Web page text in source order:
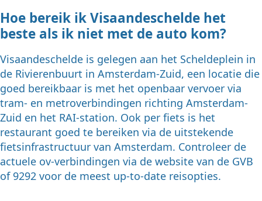
Hoe bereik ik Visaandeschelde het
beste als ik niet met de auto kom?
Visaandeschelde is gelegen aan het Scheldeplein in
de Rivierenbuurt in Amsterdam-Zuid, een locatie die
goed bereikbaar is met het openbaar vervoer via
tram- en metroverbindingen richting Amsterdam-
Zuid en het RAI-station. Ook per fiets is het
restaurant goed te bereiken via de uitstekende
fietsinfrastructuur van Amsterdam. Controleer de
actuele ov-verbindingen via de website van de GVB
of 9292 voor de meest up-to-date reisopties.